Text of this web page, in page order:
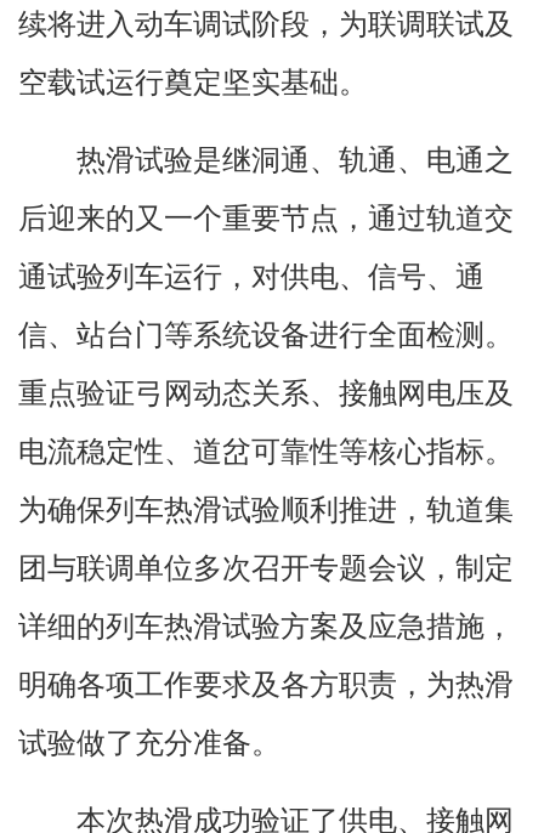
续将进入动车调试阶段，为联调联试及
空载试运行奠定坚实基础。
热滑试验是继洞通、轨通、电通之
后迎来的又一个重要节点，通过轨道交
通试验列车运行，对供电、信号、通
信、站台门等系统设备进行全面检测。
重点验证弓网动态关系、接触网电压及
电流稳定性、道岔可靠性等核心指标。
为确保列车热滑试验顺利推进，轨道集
团与联调单位多次召开专题会议，制定
详细的列车热滑试验方案及应急措施，
明确各项工作要求及各方职责，为热滑
试验做了充分准备。
本次热滑成功验证了供电、接触网